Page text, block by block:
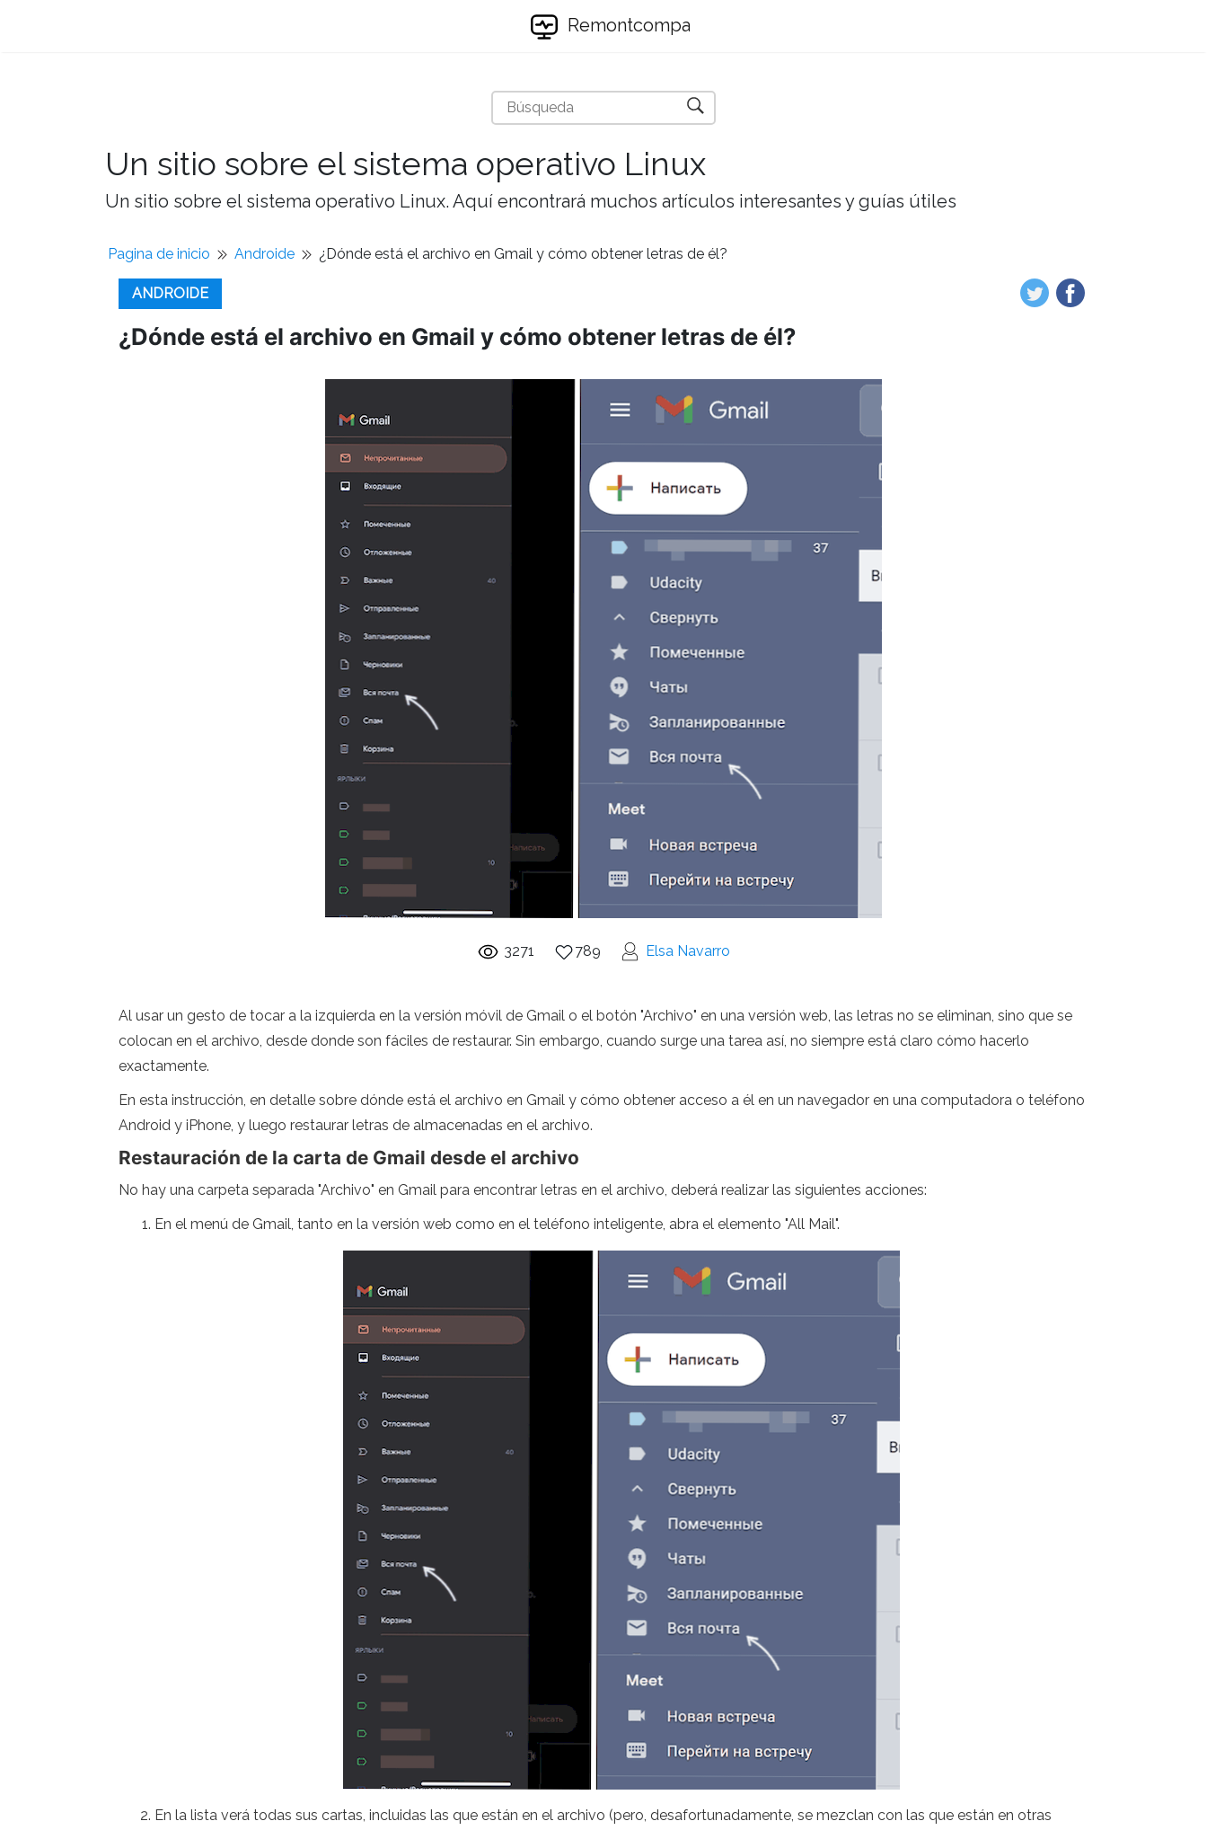
Remontcompa
Un sitio sobre el sistema operativo Linux
Un sitio sobre el sistema operativo Linux. Aquí encontrará muchos artículos interesantes y guías útiles
Pagina de inicio Androide ¿Dónde está el archivo en Gmail y cómo obtener letras de él?
ANDROIDE
¿Dónde está el archivo en Gmail y cómo obtener letras de él?
3271 789 Elsa Navarro
Al usar un gesto de tocar a la izquierda en la versión móvil de Gmail o el botón "Archivo" en una versión web, las letras no se eliminan, sino que se
colocan en el archivo, desde donde son fáciles de restaurar. Sin embargo, cuando surge una tarea así, no siempre está claro cómo hacerlo
exactamente.
En esta instrucción, en detalle sobre dónde está el archivo en Gmail y cómo obtener acceso a él en un navegador en una computadora o teléfono
Android y iPhone, y luego restaurar letras de almacenadas en el archivo.
Restauración de la carta de Gmail desde el archivo
No hay una carpeta separada "Archivo" en Gmail para encontrar letras en el archivo, deberá realizar las siguientes acciones:
En el menú de Gmail, tanto en la versión web como en el teléfono inteligente, abra el elemento "All Mail".
En la lista verá todas sus cartas, incluidas las que están en el archivo (pero, desafortunadamente, se mezclan con las que están en otras